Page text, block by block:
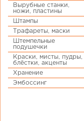
Вырубные станки,
ножи, пластины
Штампы
Трафареты, маски
Штемпельные
подушечки
Краски, мисты, пудры,
блёстки, акценты
Хранение
Эмбоссинг